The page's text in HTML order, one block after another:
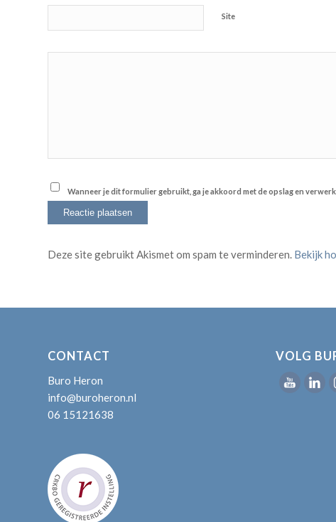
Site
Wanneer je dit formulier gebruikt, ga je akkoord met de opslag en
Deze site gebruikt Akismet om spam te verminderen. Bekijk
CONTACT
Buro Heron
info@buroheron.nl
06 15121638
VOLG